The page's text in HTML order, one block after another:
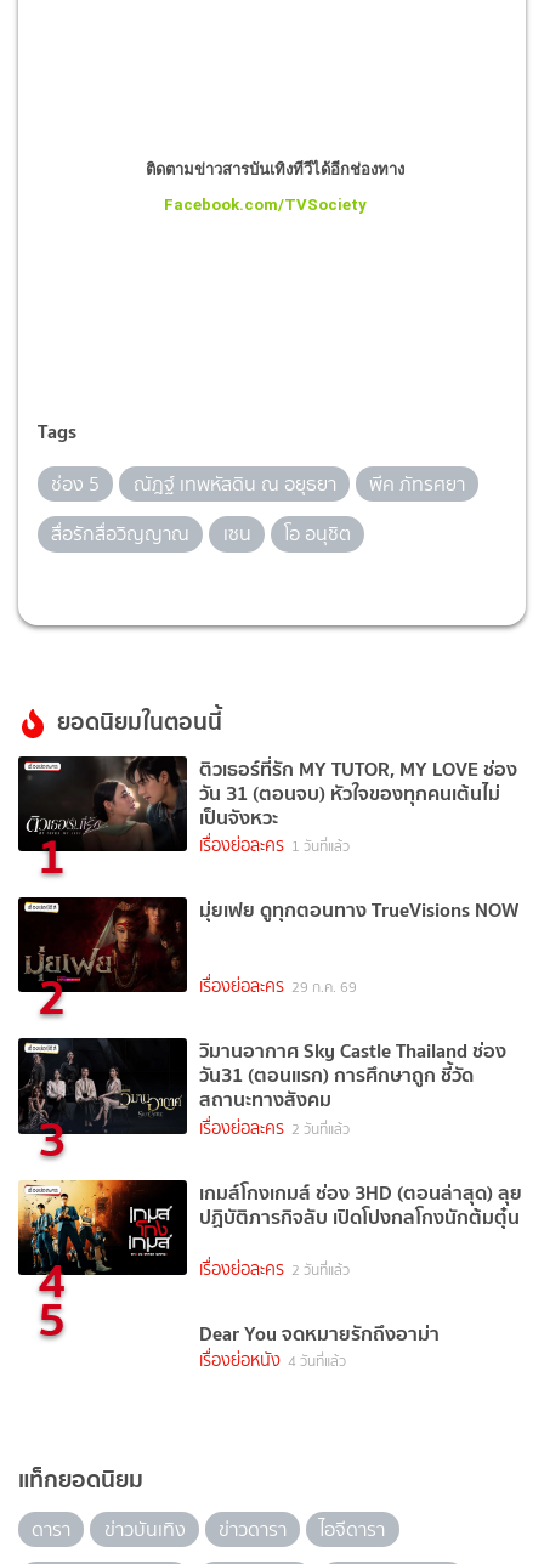
ติดตามข่าวสารบันเทิงทีวีได้อีกช่องทาง
Facebook.com/TVSociety
Tags
ช่อง 5 ณัฎฐ์ เทพหัสดิน ณ อยุธยา
พีค ภัทรศยา
สื่อรักสื่อวิญญาณ
เซน โอ อนุชิต
ยอดนิยมในตอนนี้
1
ติวเธอร์ที่รัก MY TUTOR, MY LOVE ช่อง
วัน 31 (ตอนจบ) หัวใจของทุกคนเต้นไม่
เป็นจังหวะ
เรื่องย่อละคร 1 วันที่แล้ว
2
มุ่ยเฟย ดูทุกตอนทาง TrueVisions NOW
เรื่องย่อละคร 29 ก.ค. 69
3
วิมานอากาศ Sky Castle Thailand ช่อง
วัน31 (ตอนแรก) การศึกษาถูก ชี้วัด
สถานะทางสังคม
เรื่องย่อละคร 2 วันที่แล้ว
4
เกมส์โกงเกมส์ ช่อง 3HD (ตอนล่าสุด) ลุย
ปฏิบัติภารกิจลับ เปิดโปงกลโกงนักต้มตุ๋น
เรื่องย่อละคร 2 วันที่แล้ว
5 Dear You จดหมายรักถึงอาม่า
เรื่องย่อหนัง 4 วันที่แล้ว
แท็กยอดนิยม
ดารา ข่าวบันเทิง ข่าวดารา
ไอจีดารา